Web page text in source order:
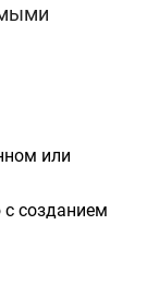
или
созданием